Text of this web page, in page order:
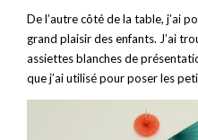
De l’autre côté de la table, j’ai
grand plaisir des enfants. J’ai
assiettes blanches de
que j’ai utilisé pour poser les